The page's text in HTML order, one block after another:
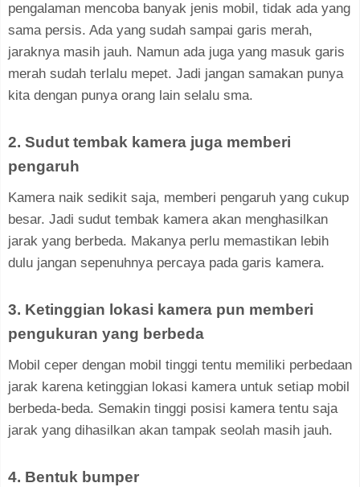
pengalaman mencoba banyak jenis mobil, tidak ada yang
sama persis. Ada yang sudah sampai garis merah,
jaraknya masih jauh. Namun ada juga yang masuk garis
merah sudah terlalu mepet. Jadi jangan samakan punya
kita dengan punya orang lain selalu sma.
2. Sudut tembak kamera juga memberi
pengaruh
Kamera naik sedikit saja, memberi pengaruh yang cukup
besar. Jadi sudut tembak kamera akan menghasilkan
jarak yang berbeda. Makanya perlu memastikan lebih
dulu jangan sepenuhnya percaya pada garis kamera.
3. Ketinggian lokasi kamera pun memberi
pengukuran yang berbeda
Mobil ceper dengan mobil tinggi tentu memiliki perbedaan
jarak karena ketinggian lokasi kamera untuk setiap mobil
berbeda-beda. Semakin tinggi posisi kamera tentu saja
jarak yang dihasilkan akan tampak seolah masih jauh.
4. Bentuk bumper